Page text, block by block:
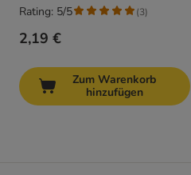
2,19 €
Rating: 5/5 (3)
Zum Warenkorb
hinzufügen